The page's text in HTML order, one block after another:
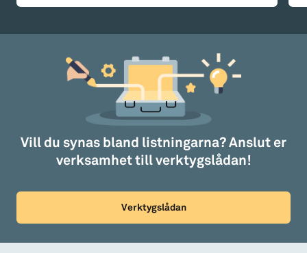
Vill du synas bland listningarna? Anslut er
verksamhet till verktygslådan!
Verktygslådan